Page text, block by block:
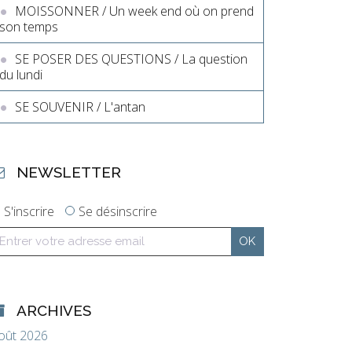
MOISSONNER / Un week end où on prend
son temps
SE POSER DES QUESTIONS / La question
du lundi
SE SOUVENIR / L'antan
NEWSLETTER
S'inscrire Se désinscrire
ARCHIVES
2026